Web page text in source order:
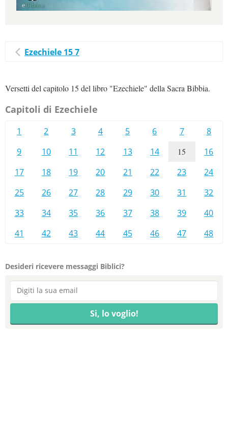
Ezechiele 15 7
Versetti del capitolo 15 del libro "Ezechiele" della Sacra Bibbia.
Capitoli di Ezechiele
1 2 3 4 5 6 7
8
9
10 11 12 13 14 15
16
17
18 19 20 21 22 23
24
25
26 27 28 29 30 31
32
33
34 35 36 37 38 39
40
41
42 43 44 45 46 47 48
Desideri ricevere messaggi Biblici?